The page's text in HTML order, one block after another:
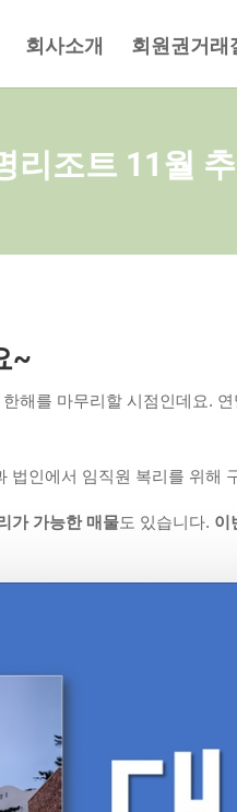
회사소개 회원권거래
리조트 11월
~
해를 마무리할 시점인데요.
법인에서 임직원 복리를 위해
가 가능한 매물도 있습니다. 이